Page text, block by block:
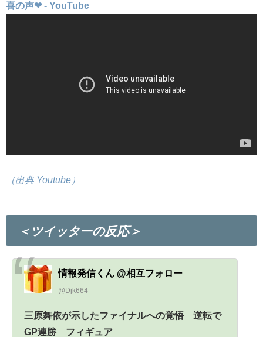
喜の声❤ - YouTube
（出典 Youtube）
＜ツイッターの反応＞
情報発信くん @相互フォロー
@Djk664
三原舞依が示したファイナルへの覚悟 逆転で
GP連勝 フィギュア